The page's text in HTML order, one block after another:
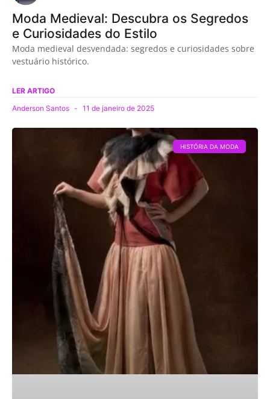
Moda Medieval: Descubra os Segredos
e Curiosidades do Estilo
Moda medieval desvendada: segredos e curiosidades sobre
vestuário histórico.
LER ARTIGO
Anderson Santos
11 de janeiro de 2025
HISTÓRIA DA MODA